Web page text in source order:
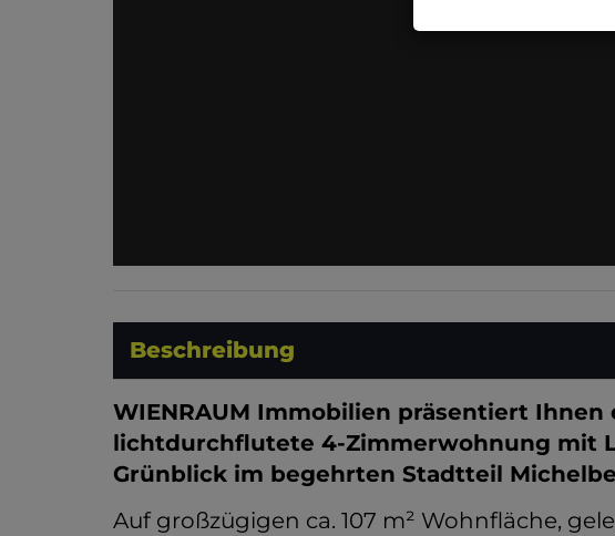
Beschreibung
WIENRAUM Immobilien präsentiert Ihnen
lichtdurchflutete 4-Zimmerwohnung mit
Grünblick im begehrten Stadtteil
Auf großzügigen ca. 107 m² Wohnfläche,